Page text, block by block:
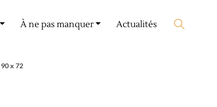
À ne pas manquer Actualités
x 72